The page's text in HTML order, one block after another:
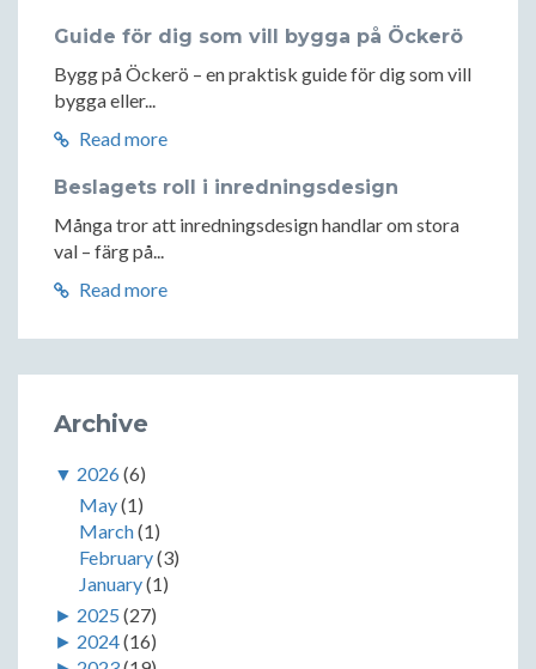
Guide för dig som vill bygga på Öckerö
Bygg på Öckerö – en praktisk guide för dig som vill
bygga eller...
Read more
Beslagets roll i inredningsdesign
Många tror att inredningsdesign handlar om stora
val – färg på...
Read more
Archive
▼ 2026(6)
May(1)
March(1)
February(3)
January(1)
► 2025 (27)
► 2024(16)